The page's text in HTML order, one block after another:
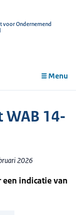
voor Ondernemend
Menu
WAB 14-
2026
een indicatie van